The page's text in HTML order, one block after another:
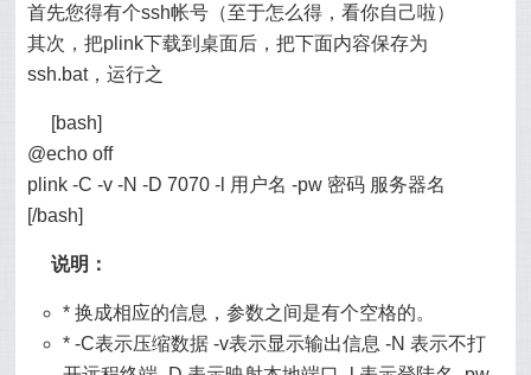
首先您得有个ssh帐号（至于怎么得，看你自己啦）
其次，把plink下载到桌面后，把下面内容保存为
ssh.bat，运行之
[bash]
@echo off
plink -C -v -N -D 7070 -l 用户名 -pw 密码 服务器名
[/bash]
说明：
* 换成相应的信息，参数之间是有个空格的。
* -C表示压缩数据 -v表示显示输出信息 -N 表示不打